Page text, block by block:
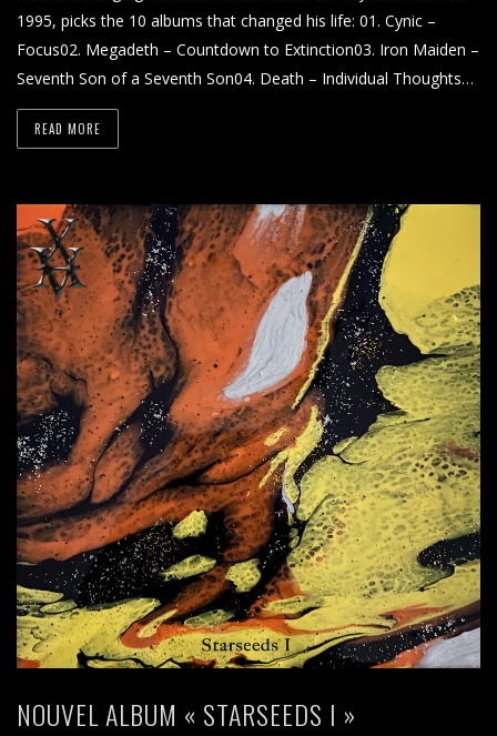
1995, picks the 10 albums that changed his life: 01. Cynic –
Focus02. Megadeth – Countdown to Extinction03. Iron Maiden –
Seventh Son of a Seventh Son04. Death – Individual Thoughts…
READ MORE
NOUVEL ALBUM « STARSEEDS I »